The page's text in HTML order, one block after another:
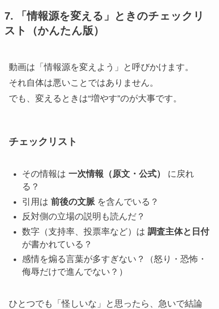
7. 「情報源を変える」ときのチェックリ
スト（かんたん版）
動画は「情報源を変えよう」と呼びかけます。
それ自体は悪いことではありません。
でも、変えるときは“増やす”のが大事です。
チェックリスト
その情報は 一次情報（原文・公式）
に戻れ
る？
引用は 前後の文脈を含んでいる？
反対側の立場の説明も読んだ？
数字（支持率、投票率など）は 調査主体と日付
が書かれている？
感情を煽る言葉が多すぎない？（怒り・恐怖・
侮辱だけで進んでない？）
ひとつでも「怪しいな」と思ったら、急いで結論